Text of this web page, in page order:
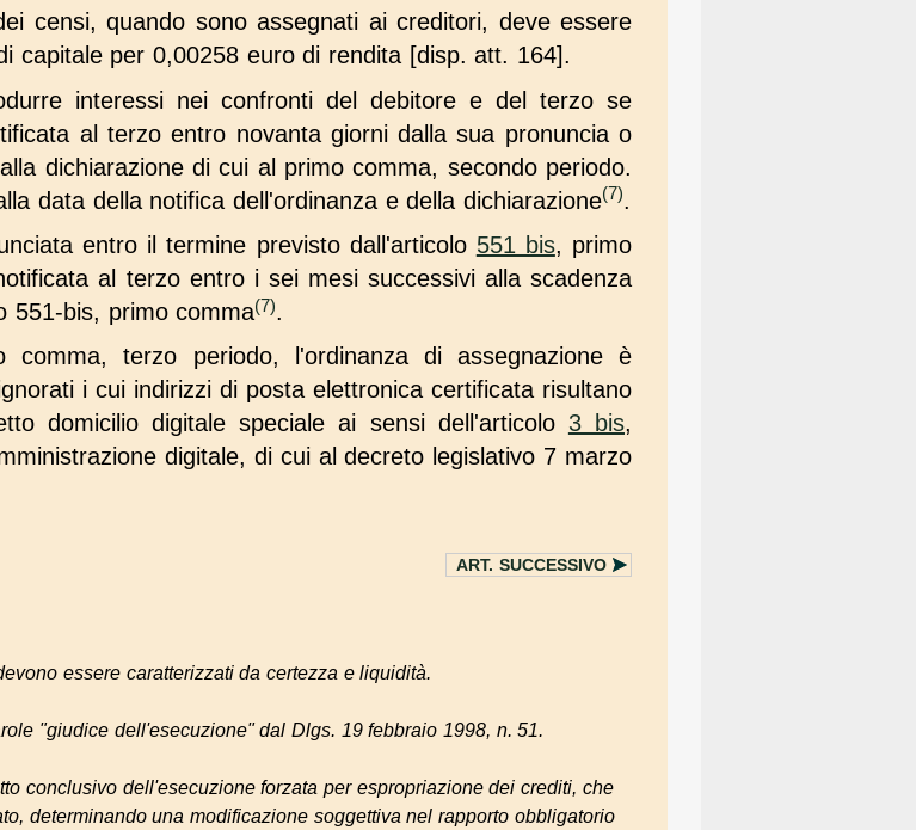
censi, quando sono assegnati ai creditori, deve essere
capitale per 0,00258 euro di rendita [disp. att. 164].
interessi nei confronti del debitore e del terzo se
al terzo entro novanta giorni dalla sua pronuncia o
dichiarazione di cui al primo comma, secondo periodo.
data della notifica dell'ordinanza e della dichiarazione(7).
entro il termine previsto dall'articolo 551 bis, primo
al terzo entro i sei mesi successivi alla scadenza
551-bis, primo comma(7).
comma, terzo periodo, l'ordinanza di assegnazione è
i cui indirizzi di posta elettronica certificata risultano
domicilio digitale speciale ai sensi dell'articolo 3 bis,
digitale, di cui al decreto legislativo 7 marzo
ART. SUCCESSIVO
essere caratterizzati da certezza e liquidità.
"giudice dell'esecuzione" dal Dlgs. 19 febbraio 1998, n. 51.
conclusivo dell'esecuzione forzata per espropriazione dei crediti, che
determinando una modificazione soggettiva nel rapporto obbligatorio